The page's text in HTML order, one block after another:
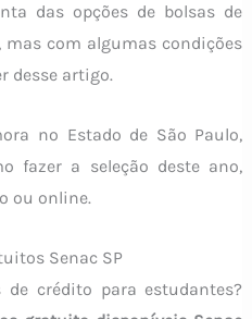
das opções de bolsas de
mas com algumas condições
desse artigo.
no Estado de São Paulo,
fazer a seleção deste ano,
ou online.
Senac SP
de crédito para estudantes?